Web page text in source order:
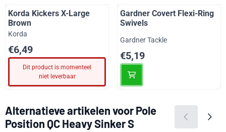
Korda Kickers X-Large
Brown
Merk:
Korda
Prijs: 6,49
€6,49
Dit product is momenteel
niet leverbaar
Gardner Covert Flexi-Ring
Swivels
Merk:
Gardner Tackle
Prijs: 5,19
€5,19
Alternatieve artikelen voorPole
Position QC Heavy Sinker S